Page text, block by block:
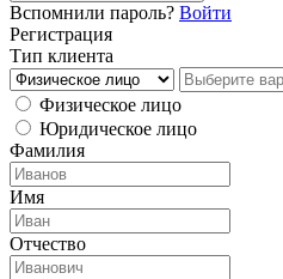
Вспомнили пароль? Войти
Регистрация
Тип клиента
Физическое лицо
Юридическое лицо
Фамилия
Имя
Отчество